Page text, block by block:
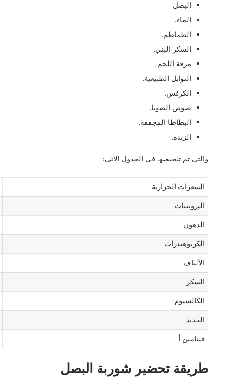
البصل
الماء.
الطماطم.
السكر البني.
مرقة اللحم.
التوابل الطبيعية.
الكرفس.
صوص الصويا.
البطاطا المجففة.
الزبدة.
والتي تم تلخيصها في الجدول الآتي:
السعرات الحرارية
البروتينات
الدهون
الكربوهيدرات
الألياف
السكر
الكالسيوم
الحديد
فيتامين أ
طريقة تحضير شوربة البصل